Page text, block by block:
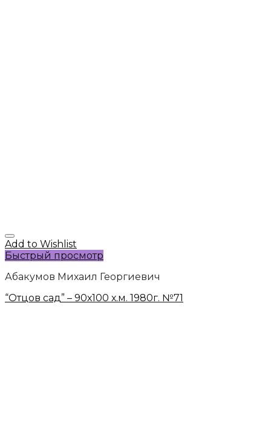
Add to Wishlist
Быстрый просмотр
Абакумов Михаил Георгиевич
“Отцов сад” – 90х100 х.м. 1980г. №71